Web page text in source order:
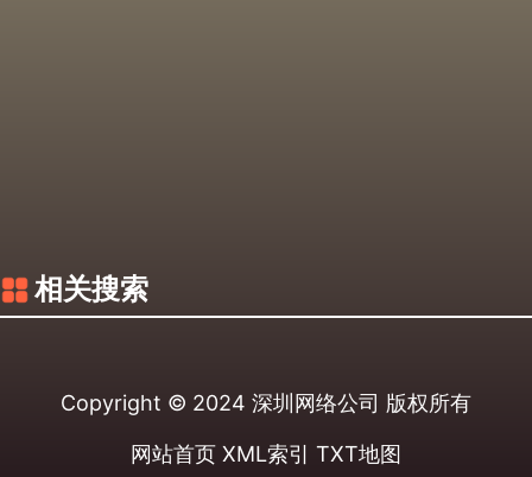
相关搜索
Copyright © 2024 深圳网络公司 版权所有
网站首页 XML索引 TXT地图